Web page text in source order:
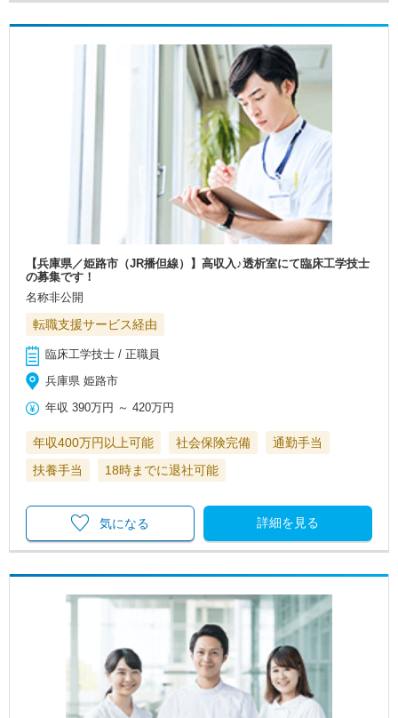
【兵庫県／姫路市（JR播但線）】高収入♪透析室にて臨床工学技士
の募集です！
名称非公開
転職支援サービス経由
臨床工学技士 / 正職員
兵庫県 姫路市
年収 390万円 ～420万円
年収400万円以上可能 社会保険完備
通勤手当
扶養手当
18時までに退社可能
詳細を見る
気になる